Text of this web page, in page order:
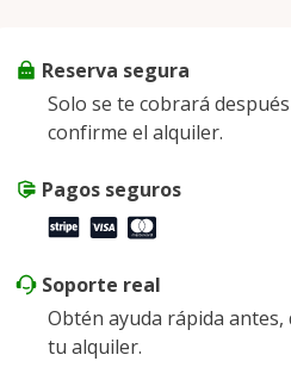
Jueves
Domingo
Reserva segura
Solo se te cobrará
confirme el alquiler.
Pagos seguros
Soporte real
Obtén ayuda rápida
tu alquiler.